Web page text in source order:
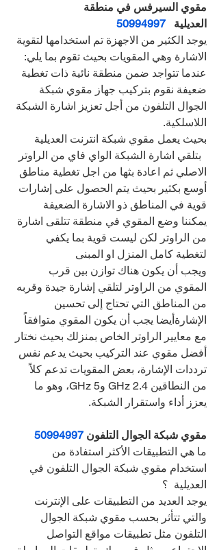
مقوي السيرفس في منطقة
العديلية 50994997
يوجد الكثير من الاجهزة تم استخدامها لتقوية
الاشارة وهي المقويات بحيث تقوم بما يلي:
عندما تتواجد ضمن منطقة نائية ذات تغطية
ضعيفة نقوم بتركيب جهاز مقوي شبكة
الجوال التلفون من أجل تعزيز اشارة الشبكة
اللاسلكية.
بحيث يعمل مقوي شبكة انترنت العديلية
بتلقي اشارة الشبكة الواي فاي من الراوتر
الاصلي ثم اعادة بثها من اجل تغطية مناطق
أوسع بكثير بحيث يتم الحصول على إشارات
قوية في المناطق ذو الاشارة الضعيفة
يمكننا وضع المقوي في منطقة تتلقى اشارة
من الراوتر لكن ليست قوية بما يكفي
لتغطية كامل المنزل او المبنى
ويجب أن يكون هناك توازن بين قرب
المقوي من الراوتر لتلقي إشارة جيدة وقربه
من المناطق التي تحتاج إلى تحسين
الإشارةأيضا يجب أن يكون المقوي متوافقاً
مع معايير الراوتر الخاص بمنزلك بحيث نختار
أفضل مقوي عند التركيب بحيث يدعم نفس
ترددات الإشارة، بعض المقويات تدعم كلاً
من النطاقين 2.4 GHz و5 GHz، وهو ما
يعزز أداء واستقرار الشبكة.
مقوي شبكة الجوال التلفون 50994997
ما هي التطبيقات الأكثر استفادة من
استخدام مقوي شبكة الجوال التلفون في
العديلية  ؟
يوجد العديد من التطبيقات على الإنترنت
والتي تتأثر بحسب مقوي شبكة الجوال
التلفون مثل تطبيقات مواقع التواصل